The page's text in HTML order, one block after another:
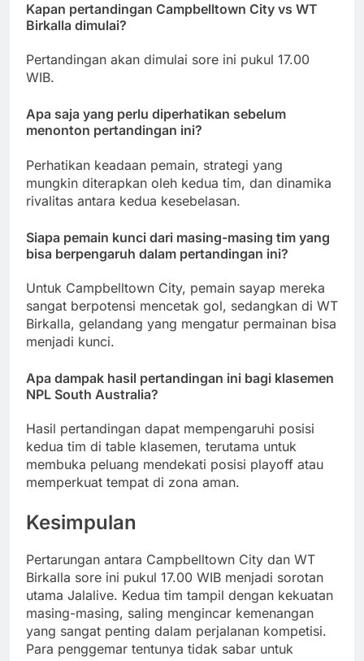
Kapan pertandingan Campbelltown City vs WT
Birkalla dimulai?
Pertandingan akan dimulai sore ini pukul 17.00
WIB.
Apa saja yang perlu diperhatikan sebelum
menonton pertandingan ini?
Perhatikan keadaan pemain, strategi yang
mungkin diterapkan oleh kedua tim, dan dinamika
rivalitas antara kedua kesebelasan.
Siapa pemain kunci dari masing-masing tim yang
bisa berpengaruh dalam pertandingan ini?
Untuk Campbelltown City, pemain sayap mereka
sangat berpotensi mencetak gol, sedangkan di WT
Birkalla, gelandang yang mengatur permainan bisa
menjadi kunci.
Apa dampak hasil pertandingan ini bagi klasemen
NPL South Australia?
Hasil pertandingan dapat mempengaruhi posisi
kedua tim di table klasemen, terutama untuk
membuka peluang mendekati posisi playoff atau
memperkuat tempat di zona aman.
Kesimpulan
Pertarungan antara Campbelltown City dan WT
Birkalla sore ini pukul 17.00 WIB menjadi sorotan
utama Jalalive. Kedua tim tampil dengan kekuatan
masing-masing, saling mengincar kemenangan
yang sangat penting dalam perjalanan kompetisi.
Para penggemar tentunya tidak sabar untuk